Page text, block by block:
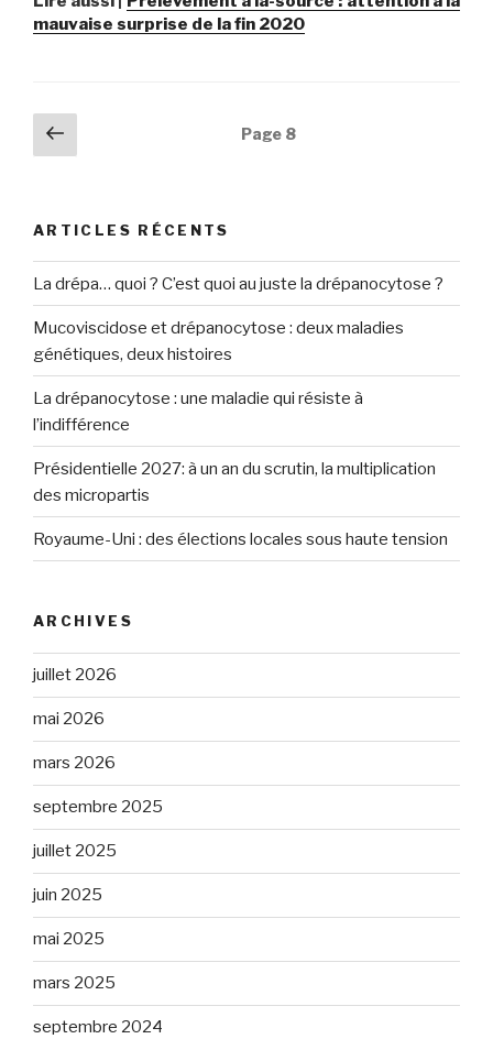
mauvaise surprise de la fin 2020
Navigation
desprécédente
Page 8
ARTICLES RÉCENTS
La drépa… quoi ? C’est quoi au juste la drépanocytose ?
Mucoviscidose et drépanocytose : deux maladies
génétiques, deux histoires
La drépanocytose : une maladie qui résiste à
l’indifférence
Présidentielle 2027: à un an du scrutin, la multiplication
des micropartis
Royaume-Uni : des élections locales sous haute tension
ARCHIVES
juillet 2026
mai 2026
mars 2026
septembre 2025
juillet 2025
juin 2025
mai 2025
mars 2025
septembre 2024